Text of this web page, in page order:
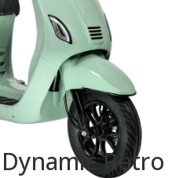
Retro